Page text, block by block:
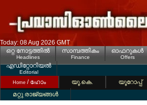
Today: 08 Aug 2026 GMT
ഒറ്റ നോട്ടത്തില്‍
Headlines
സാമ്പത്തികം
Finance
ഓഫറുകള്‍
Offers
എഡിറ്റോറിയല്‍
Editorial
Home / ഹോം യൂ.കെ. യൂറോപ്പ്
മറ്റു രാജ്യങ്ങള്‍